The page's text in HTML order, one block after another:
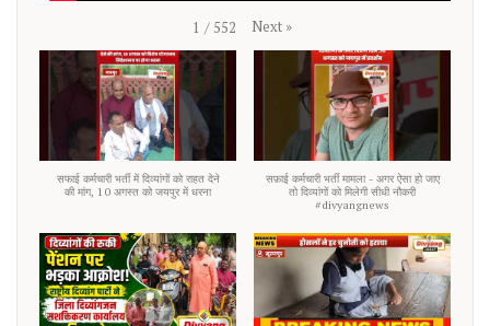
1 / 552 Next »
सफाई कर्मचारी भर्ती में दिव्यांगों को राहत देने
की मांग, 10 अगस्त को जयपुर में धरना
सफ़ाई कर्मचारी भर्ती मामला - अगर ऐसा हो जाए
तो दिव्यांगों को मिलेगी सीधी नौकरी
#divyangnews